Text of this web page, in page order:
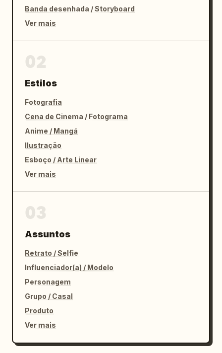
Banda desenhada / Storyboard
Ver mais
Estilos
Fotografia
Cena de Cinema / Fotograma
Anime / Mangá
Ilustração
Esboço / Arte Linear
Ver mais
Assuntos
Retrato / Selfie
Influenciador(a) / Modelo
Personagem
Grupo / Casal
Produto
Ver mais